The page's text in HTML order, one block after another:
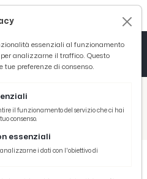
B
di Marino e Venturato post gara
essenziali al funzionamento
analizzarne il traffico. Questo
tue preferenze di consenso.
il funzionamento del servizio che ci hai
consenso.
essenziali
i dati con l'obiettivo di